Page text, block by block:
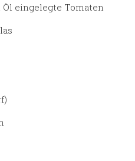
eingelegte Tomaten